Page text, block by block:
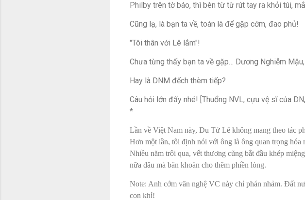
Philby trên tờ báo, thì bèn từ từ rút tay ra khỏi túi,
Cũng lạ, là bạn ta về, toàn là để gặp cớm, đao phủ!
"Tôi thân với Lê lắm"!
Chưa từng thấy bạn ta về gặp… Dương Nghiễm
Hay là DNM đếch thèm tiếp?
Câu hỏi lớn đấy nhé! [Thuổng NVL, cựu vệ sĩ của
*
Lần về Việt Nam này, Du Tử Lê không mang theo tác
Hơn một lần, tôi định nói với ông là ông quan trọng
Nhiều năm trôi qua, vết thương cũng bắt đầu khép
nữa đâu mà băn khoăn cho thêm phiền lòng.
Note: Anh cớm văn nghệ VC này chỉ phán nhảm. Đất
con khỉ!